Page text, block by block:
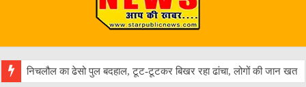
जलभरा